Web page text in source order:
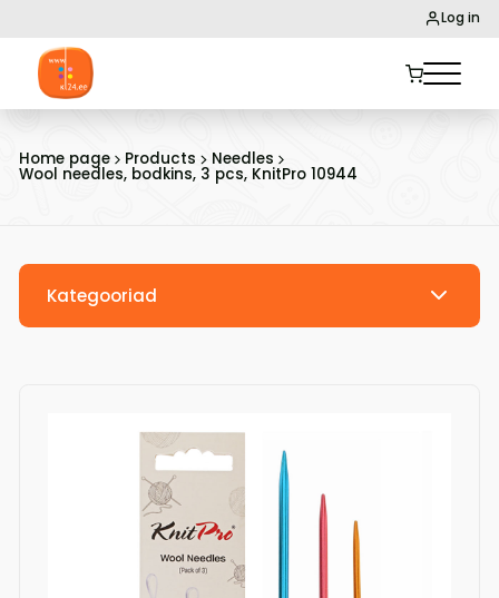
Log in
Home page Products Needles
Wool needles, bodkins, 3 pcs, KnitPro 10944
Kategooriad